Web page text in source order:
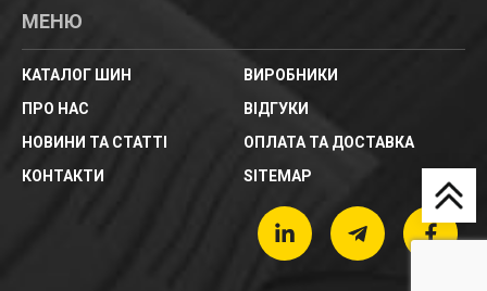
МЕНЮ
КАТАЛОГ ШИН
ВИРОБНИКИ
ПРО НАС
ВІДГУКИ
НОВИНИ ТА СТАТТІ
ОПЛАТА ТА ДОСТАВКА
КОНТАКТИ
SITEMAP